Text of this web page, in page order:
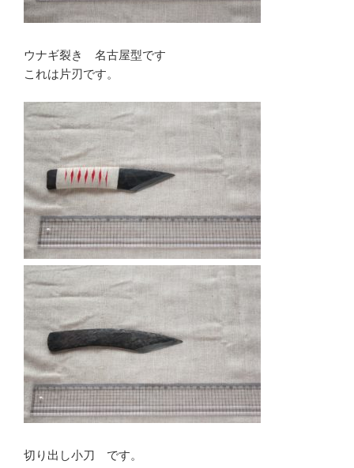
ウナギ裂き 名古屋型です
これは片刃です。
切り出し小刀 です。